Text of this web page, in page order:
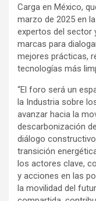
Carga en México,
marzo de 2025 en
expertos del sector
marcas para
mejores prácticas,
tecnologías más
“El foro será un
la Industria sobre
avanzar hacia la
descarbonización
diálogo
transición
los actores clave,
y acciones en las
la movilidad del